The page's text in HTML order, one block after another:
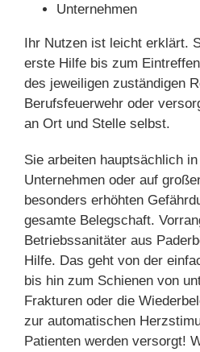
Unternehmen
Ihr Nutzen ist leicht erklärt.
erste Hilfe bis zum
des jeweiligen zuständigen
Berufsfeuerwehr oder
an Ort und Stelle selbst.
Sie arbeiten hauptsächlich
Unternehmen oder auf
besonders erhöhten
gesamte Belegschaft.
Betriebssanitäter aus
Hilfe. Das geht von der
bis hin zum Schienen von
Frakturen oder die
zur automatischen
Patienten werden versorgt!